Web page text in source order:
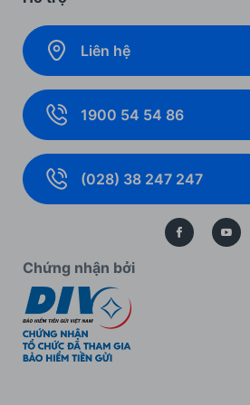
Gói giải pháp
Ngoại hối và Thị trường tài chính
Giải pháp thanh toán
Thẻ doanh nghiệp
Bảo lãnh
Ưu đãi khách hàng cá nhân
Ưu đãi cho Ngân hàng số
Ưu đãi khách hàng doanh nghiệp
Biểu mẫu, biểu phí cá nhân
Biểu mẫu, biểu phí doanh nghiệp
Kiến thức ngân hàng
Bảo vệ dữ liệu cá nhân
Liên hệ
1900 54 54 86
(028) 38 247 247
Chứng nhận bởi